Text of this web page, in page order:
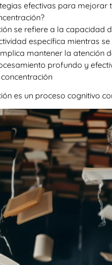
efectivas para mejorar
se refiere a la capacidad
específica mientras
mantener la atención
profundo y
es un proceso cognitivo